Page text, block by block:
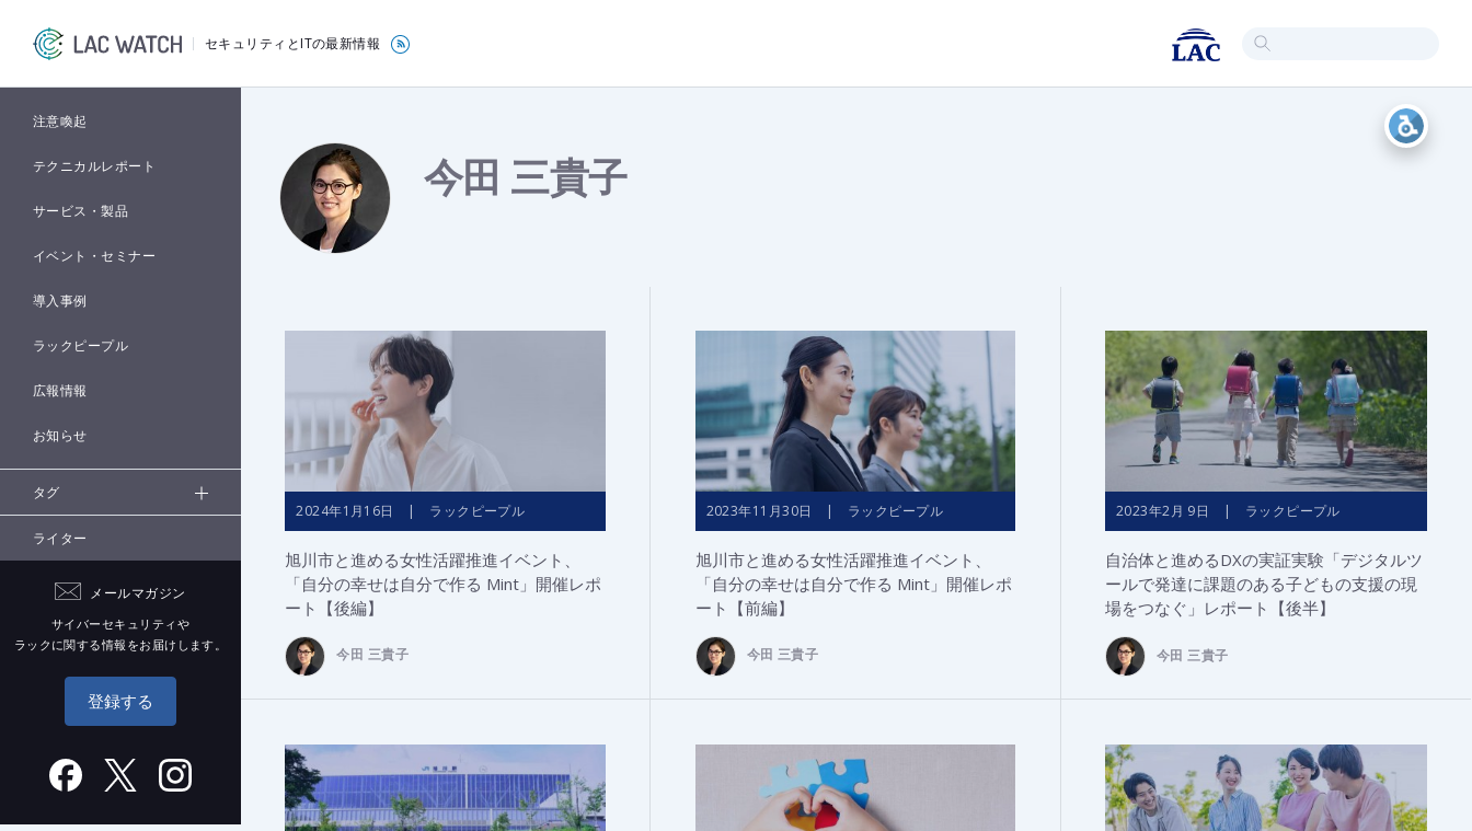
セキュリティとITの最新情報
注意喚起
テクニカルレポート
サービス・製品
イベント・セミナー
導入事例
ラックピープル
広報情報
お知らせ
タグ
ライター
メールマガジン
サイバーセキュリティや
ラックに関する情報をお届けします。
登録する
今田 三貴子
2024年1月16日 | ラックピープル
旭川市と進める女性活躍推進イベント、
「自分の幸せは自分で作る Mint」開催レポ
ート【後編】
今田 三貴子
2023年11月30日 | ラックピープル
旭川市と進める女性活躍推進イベント、
「自分の幸せは自分で作る Mint」開催レポ
ート【前編】
今田 三貴子
2023年2月 9日 | ラックピープル
自治体と進めるDXの実証実験「デジタルツ
ールで発達に課題のある子どもの支援の現
場をつなぐ」レポート【後半】
今田 三貴子